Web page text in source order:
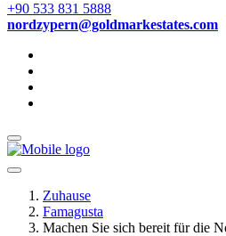
+90 533 831 5888
nordzypern@goldmarkestates.com
Zuhause
Famagusta
Machen Sie sich bereit für die